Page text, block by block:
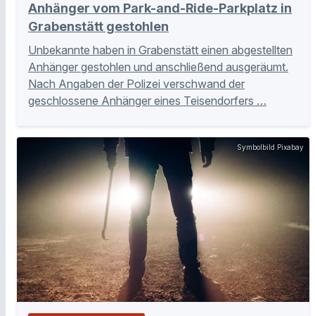
Anhänger vom Park-and-Ride-Parkplatz in
Grabenstätt gestohlen
Unbekannte haben in Grabenstätt einen abgestellten
Anhänger gestohlen und anschließend ausgeräumt.
Nach Angaben der Polizei verschwand der
geschlossene Anhänger eines Teisendorfers …
Symbolbild Pixabay